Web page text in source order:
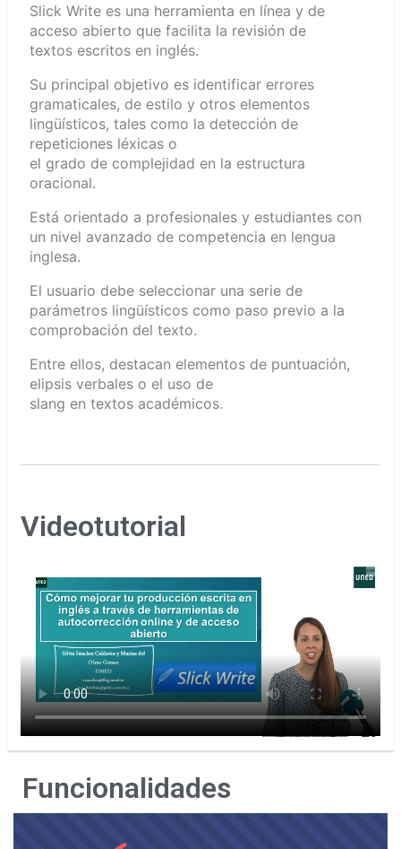
Slick Write es una herramienta en línea y de
acceso abierto que facilita la revisión de
textos escritos en inglés.
Su principal objetivo es identificar errores
gramaticales, de estilo y otros elementos
lingüísticos, tales como la detección de
repeticiones léxicas o
el grado de complejidad en la estructura
oracional.
Está orientado a profesionales y estudiantes con
un nivel avanzado de competencia en lengua
inglesa.
El usuario debe seleccionar una serie de
parámetros lingüísticos como paso previo a la
comprobación del texto.
Entre ellos, destacan elementos de puntuación,
elipsis verbales o el uso de
slang en textos académicos.
Videotutorial
Funcionalidades